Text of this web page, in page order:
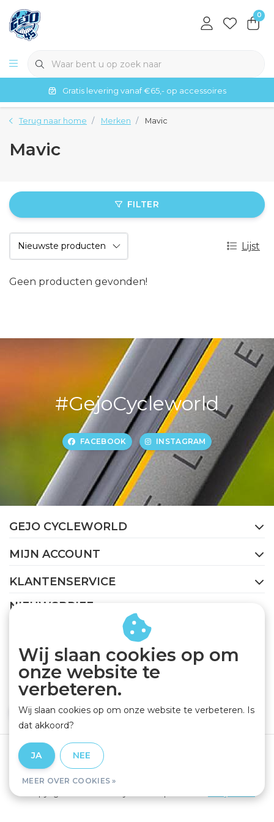
0
Gratis levering vanaf €65,- op accessoires
Terug naar home Merken Mavic
Mavic
FILTER
Lijst
Geen producten gevonden!
#GejoCycleworld
FACEBOOK INSTAGRAM
GEJO CYCLEWORLD
MIJN ACCOUNT
KLANTENSERVICE
NIEUWSBRIEF
Abonneer je op onze nieuwsbrief om op de hoogte te
ABONNEER
Algemene voorwaarden
Wij slaan cookies op om
onze website te
verbeteren.
Wij slaan cookies op om onze website te verbeteren. Is
dat akkoord?
JA NEE
MEER OVER COOKIES »